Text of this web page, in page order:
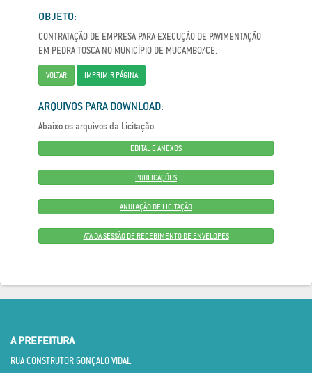
OBJETO:
CONTRATAÇÃO DE EMPRESA PARA EXECUÇÃO DE PAVIMENTAÇÃO
EM PEDRA TOSCA NO MUNICÍPIO DE MUCAMBO/CE.
VOLTAR IMPRIMIR PÁGINA
ARQUIVOS PARA DOWNLOAD:
Abaixo os arquivos da Licitação.
EDITAL E ANEXOS
PUBLICAÇÕES
ANULAÇÃO DE LICITAÇÃO
ATA DA SESSÃO DE RECEBIMENTO DE ENVELOPES
A PREFEITURA
RUA CONSTRUTOR GONÇALO VIDAL